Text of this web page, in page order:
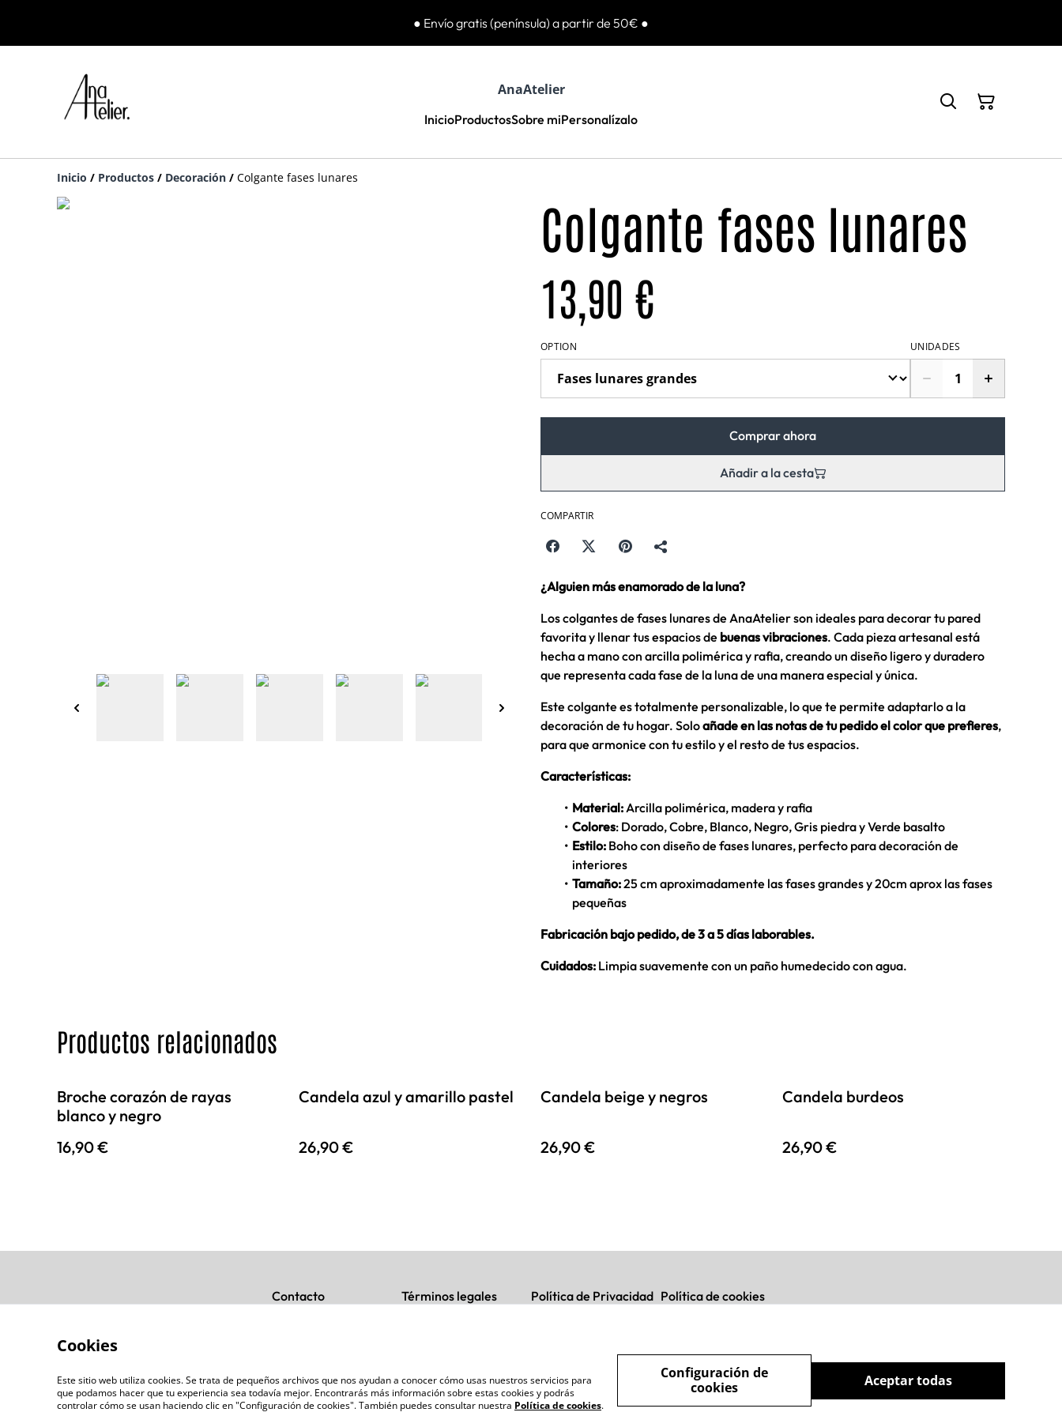
● Envío gratis (península) a partir de 50€ ●
AnaAtelier
InicioProductosSobre miPersonalízalo
Inicio / Productos / Decoración / Colgante fases lunares
Colgante fases lunares
13,90 €
OPTION UNIDADES
Comprar ahora
Añadir a la cesta
COMPARTIR
¿Alguien más enamorado de la luna?
Los colgantes de fases lunares de AnaAtelier son ideales para decorar tu pared
favorita y llenar tus espacios de buenas vibraciones. Cada pieza artesanal está
hecha a mano con arcilla polimérica y rafia, creando un diseño ligero y duradero
que representa cada fase de la luna de una manera especial y única.
Este colgante es totalmente personalizable, lo que te permite adaptarlo a la
decoración de tu hogar. Soloañade en las notas de tu pedido el color que prefieres,
para que armonice con tu estilo y el resto de tus espacios.
Características:
Material:Arcilla polimérica, madera y rafia
Colores: Dorado, Cobre, Blanco, Negro, Gris piedra y Verde basalto
Estilo: Boho con diseño de fases lunares, perfecto para decoración de
interiores
Tamaño:25 cm aproximadamente las fases grandes y 20cm aprox las fases
pequeñas
Fabricación bajo pedido, de 3 a 5 días laborables.
Cuidados: Limpia suavemente con un paño humedecido con agua.
Productos relacionados
Broche corazón de rayas
blanco y negro
16,90 €
Candela azul y amarillo pastel
26,90 €
Candela beige y negros
26,90 €
Candela burdeos
26,90 €
Contacto Términos legales Política de Privacidad Política de cookies
©2026 AnaAtelier
Cookies
Este sitio web utiliza cookies. Se trata de pequeños archivos que nos ayudan a conocer cómo usas nuestros servicios para
que podamos hacer que tu experiencia sea todavía mejor. Encontrarás más información sobre estas cookies y podrás
controlar cómo se usan haciendo clic en "Configuración de cookies". También puedes consultar nuestra Política de cookies.
Aceptar todas
Configuración de
cookies